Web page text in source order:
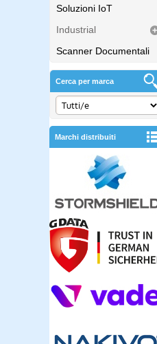
Soluzioni IoT
Industrial
Scanner Documentali
Cerca per marca
Marchi distribuiti